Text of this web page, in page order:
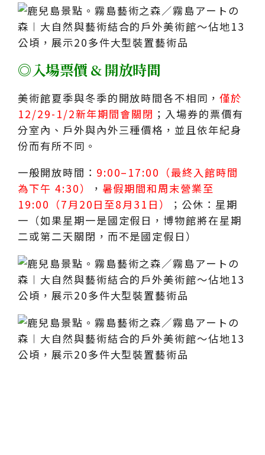
◎入場票價 & 開放時間
美術館夏季與冬季的開放時間各不相同，僅於
12/29-1/2新年期間會關閉 ；入場券的票價有
分室內、戶外與內外三種價格，並且依年紀身
份而有所不同。
一般開放時間： 9:00–17:00（最終入館時間
為下午 4:30）
， 暑假期間和周末營業至
19:00（7月20日至8月31日）
；公休：星期
一（如果星期一是國定假日，博物館將在星期
二或第二天關閉，而不是國定假日）